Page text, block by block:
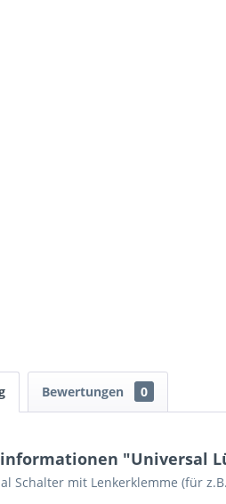
Bewertungen 0
"Universal
Schalter mit Lenkerklemme (für